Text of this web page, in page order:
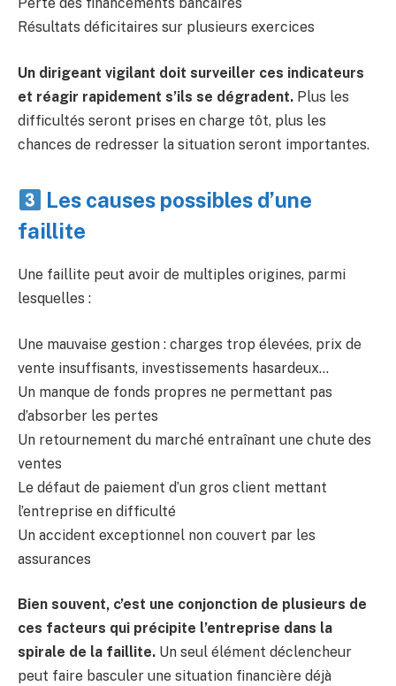
Perte des financements bancaires
Résultats déficitaires sur plusieurs exercices
Un dirigeant vigilant doit surveiller ces indicateurs
et réagir rapidement s’ils se dégradent. Plus les
difficultés seront prises en charge tôt, plus les
chances de redresser la situation seront importantes.
Les causes possibles d’une
faillite
Une faillite peut avoir de multiples origines, parmi
lesquelles :
Une mauvaise gestion : charges trop élevées, prix de
vente insuffisants, investissements hasardeux…
Un manque de fonds propres ne permettant pas
d’absorber les pertes
Un retournement du marché entraînant une chute des
ventes
Le défaut de paiement d’un gros client mettant
l’entreprise en difficulté
Un accident exceptionnel non couvert par les
assurances
Bien souvent, c’est une conjonction de plusieurs de
ces facteurs qui précipite l’entreprise dans la
spirale de la faillite. Un seul élément déclencheur
peut faire basculer une situation financière déjà